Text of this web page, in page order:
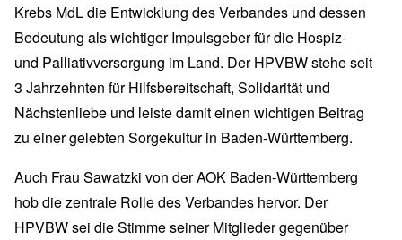
Krebs MdL die Entwicklung des Verbandes und dessen
Bedeutung als wichtiger Impulsgeber für die Hospiz-
und Palliativversorgung im Land. Der HPVBW stehe seit
3 Jahrzehnten für Hilfsbereitschaft, Solidarität und
Nächstenliebe und leiste damit einen wichtigen Beitrag
zu einer gelebten Sorgekultur in Baden-Württemberg.
Auch Frau Sawatzki von der AOK Baden-Württemberg
hob die zentrale Rolle des Verbandes hervor. Der
HPVBW sei die Stimme seiner Mitglieder gegenüber